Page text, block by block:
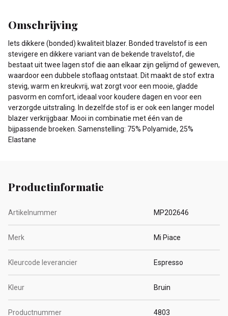
Omschrijving
Iets dikkere (bonded) kwaliteit blazer. Bonded travelstof is een
stevigere en dikkere variant van de bekende travelstof, die
bestaat uit twee lagen stof die aan elkaar zijn gelijmd of geweven,
waardoor een dubbele stoflaag ontstaat. Dit maakt de stof extra
stevig, warm en kreukvrij, wat zorgt voor een mooie, gladde
pasvorm en comfort, ideaal voor koudere dagen en voor een
verzorgde uitstraling. In dezelfde stof is er ook een langer model
blazer verkrijgbaar. Mooi in combinatie met één van de
bijpassende broeken. Samenstelling: 75% Polyamide, 25%
Elastane
Productinformatie
Artikelnummer MP202646
Merk Mi Piace
Kleurcode leverancier Espresso
Kleur Bruin
Productnummer 4803